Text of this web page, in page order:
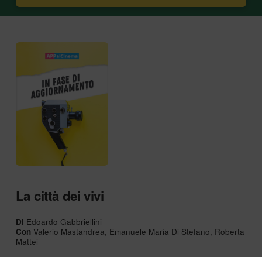
La città dei vivi
Di Edoardo Gabbriellini
Con Valerio Mastandrea, Emanuele Maria Di Stefano, Roberta
Mattei